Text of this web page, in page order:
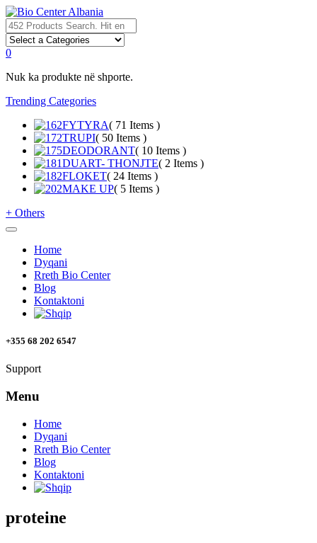
0
Nuk ka produkte në shporte.
Trending Categories
FYTYRA( 71 Items )
TRUPI( 50 Items )
DEODORANT( 10 Items )
DUART- THONJTE( 2 Items )
FLOKET( 24 Items )
MAKE UP( 5 Items )
+ Others
Home
Dyqani
Rreth Bio Center
Blog
Kontaktoni
+355 68 202 6547
Support
Menu
Home
Dyqani
Rreth Bio Center
Blog
Kontaktoni
proteine